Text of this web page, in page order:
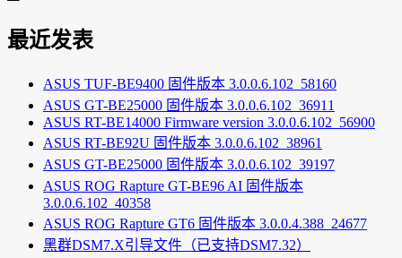
最近发表
ASUS TUF-BE9400 固件版本 3.0.0.6.102_58160
ASUS GT-BE25000 固件版本 3.0.0.6.102_36911
ASUS RT-BE14000 Firmware version 3.0.0.6.102_56900
ASUS RT-BE92U 固件版本 3.0.0.6.102_38961
ASUS GT-BE25000 固件版本 3.0.0.6.102_39197
ASUS ROG Rapture GT-BE96 AI 固件版本
3.0.0.6.102_40358
ASUS ROG Rapture GT6 固件版本 3.0.0.4.388_24677
黑群DSM7.X引导文件（已支持DSM7.32）